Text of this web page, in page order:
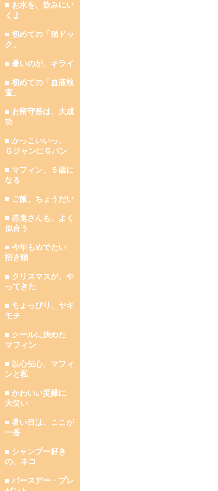
■ お水を、飲みにい
くよ
■ 初めての「猫ドッ
ク」
■ 暑いのが、キライ
■ 初めての「血液検
査」
■ お留守番は、大成
功
■ かっこいいっ、
ＧジャンにＧパン
■ マフィン、５歳に
なる
■ ご飯、ちょうだい
■ 赤鬼さんも、よく
似合う
■ 今年もめでたい
招き猫
■ クリスマスが、や
ってきた
■ ちょっぴり、ヤキ
モチ
■ クールに決めた
マフィン
■ 以心伝心、マフィ
ンと私
■ かわいい災難に
大笑い
■ 暑い日は、ここが
一番
■ シャンプー好き
の、ネコ
■ バースデー・プレ